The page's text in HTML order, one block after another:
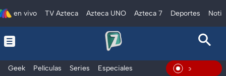
en vivo TV Azteca Azteca UNO Azteca 7 Deportes
Geek Películas Series Especiales En Vivo